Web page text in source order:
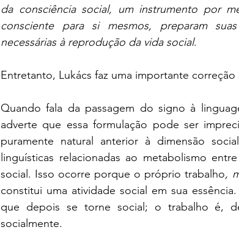
da consciência social, um instrumento por
consciente para si mesmos, preparam
necessárias à reprodução da vida social.
Entretanto, Lukács faz uma importante
Quando fala da passagem do signo à
adverte que essa formulação pode ser
puramente natural anterior à dimensão
linguísticas relacionadas ao metabolismo
social. Isso ocorre porque o próprio trabalho,
constitui uma atividade social em sua
que depois se torne social; o trabalho é,
socialmente.